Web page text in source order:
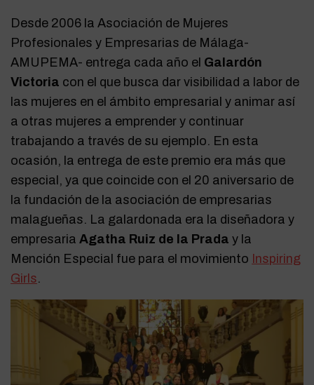
Desde 2006 la Asociación de Mujeres
Profesionales y Empresarias de Málaga-
AMUPEMA- entrega cada año el Galardón
Victoria con el que busca dar visibilidad a labor de
las mujeres en el ámbito empresarial y animar así
a otras mujeres a emprender y continuar
trabajando a través de su ejemplo. En esta
ocasión, la entrega de este premio era más que
especial, ya que coincide con el 20 aniversario de
la fundación de la asociación de empresarias
malagueñas. La galardonada era la diseñadora y
empresariaAgatha Ruiz de la Prada y la
Mención Especial fue para el movimiento Inspiring
Girls.